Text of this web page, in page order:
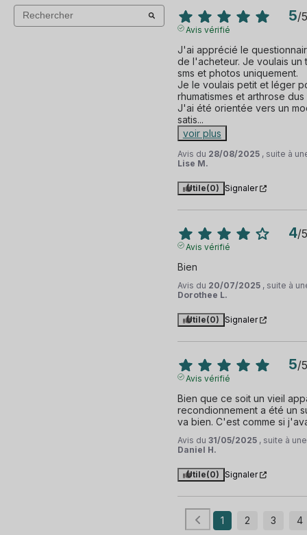
5/5
Avis vérifié
J'ai apprécié le
de l'acheteur. Je voulais
sms et photos uniquement.
Je le voulais petit et léger
rhumatismes et arthrose
J'ai été orientée vers un
satis...
voir plus
Avis du 28/08/2025 , suite à
Lise M.
Utile(0) Signaler
4/5
Avis vérifié
Bien
Avis du 20/07/2025 , suite à
Dorothee L.
Utile(0) Signaler
5/5
Avis vérifié
Bien que ce soit un vieil
recondionnement a été un
va bien. C'est comme si
Avis du 31/05/2025 , suite à
Daniel H.
Utile(0) Signaler
1 2 3 4